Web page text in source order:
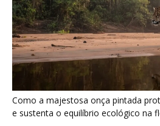
Como a majestosa onça pintada
e sustenta o equilíbrio ecológico na